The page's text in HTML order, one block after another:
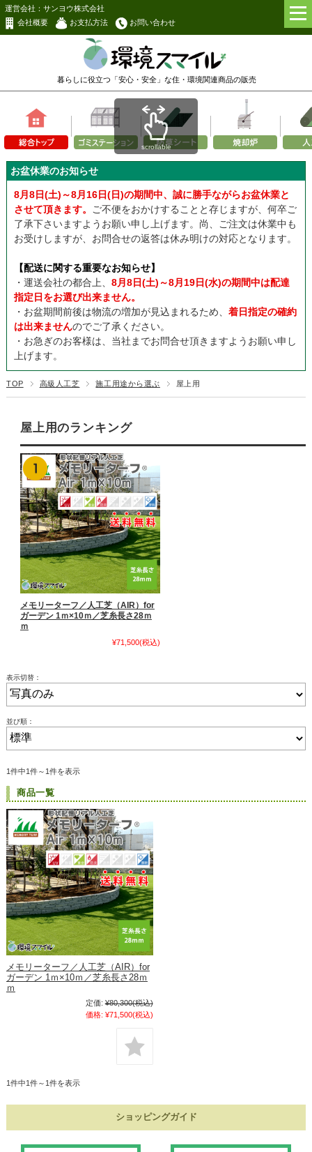
運営会社：サンヨウ株式会社
会社概要
お支払方法 お問い合わせ
暮らしに役立つ「安心・安全」な住・環境関連商品の販売
scrollable
お盆休業のお知らせ
8月8日(土)～8月16日(日)の期間中、誠に勝手ながらお盆休業と
させて頂きます。
ご不便をおかけすることと存じますが、何卒ご
了承下さいますようお願い申し上げます。尚、ご注文は休業中も
お受けしますが、お問合せの返答は休み明けの対応となります。
【配送に関する重要なお知らせ】
・運送会社の都合上、 8月8日(土)～8月19日(水)の期間中は配達
指定日をお選び出来ません。
・お盆期間前後は物流の増加が見込まれるため、 着日指定の確約
は出来ませんのでご了承ください。
・お急ぎのお客様は、当社までお問合せ頂きますようお願い申し
上げます。
TOP 高級人工芝 施工用途から選ぶ 屋上用
屋上用のランキング
メモリーターフ／人工芝（AIR）for
ガーデン 1ｍ×10ｍ／芝糸長さ28ｍ
ｍ
¥71,500(税込)
表示切替：
並び順：
1件中1件～1件を表示
商品一覧
メモリーターフ／人工芝（AIR）for
ガーデン 1ｍ×10ｍ／芝糸長さ28ｍ
ｍ
定価: ¥80,300(税込)
価格: ¥71,500(税込)
1件中1件～1件を表示
ショッピングガイド